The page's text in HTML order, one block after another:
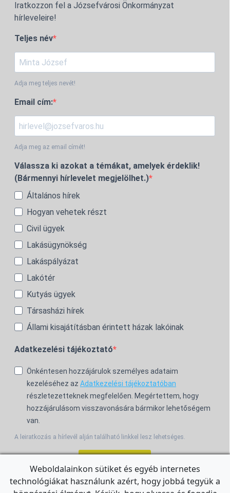
Iratkozzon fel a Józsefvárosi Önkormányzat
hírleveleire!
Teljes név
Adja meg teljes nevét!
Email cím:
Adja meg az email címét!
Válassza ki azokat a témákat, amelyek érdeklik!
(Bármennyi hírlevelet megjelölhet.)
Általános hírek
Hogyan vehetek részt
Civil ügyek
Lakásügynökség
Lakáspályázat
Lakótér
Kutyás ügyek
Társasházi hírek
Állami kisajátításban érintett házak lakóinak
Adatkezelési tájékoztató
Önkéntesen hozzájárulok személyes adataim
kezeléséhez az Adatkezelési tájékoztatóban
részletezetteknek megfelelően. Megértettem, hogy
hozzájárulásom visszavonására bármikor lehetőségem
van.
A leiratkozás a hírlevél alján található linkkel lesz lehetséges.
For the English Newsletter, clickHERE.
Weboldalainkon sütiket és egyéb internetes
technológiákat használunk azért, hogy jobbá tegyük a